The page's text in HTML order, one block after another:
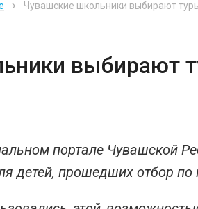
Чувашские школьники выбирают
выбирают
портале Чувашской
детей, прошедших отбор по